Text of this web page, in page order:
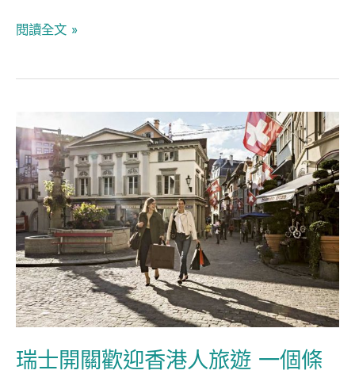
錯
目
閱讀全文 »
瑞士開關歡迎香港人旅遊 一個條
瑞
士
開
關
歡
迎
香
港
人
遊